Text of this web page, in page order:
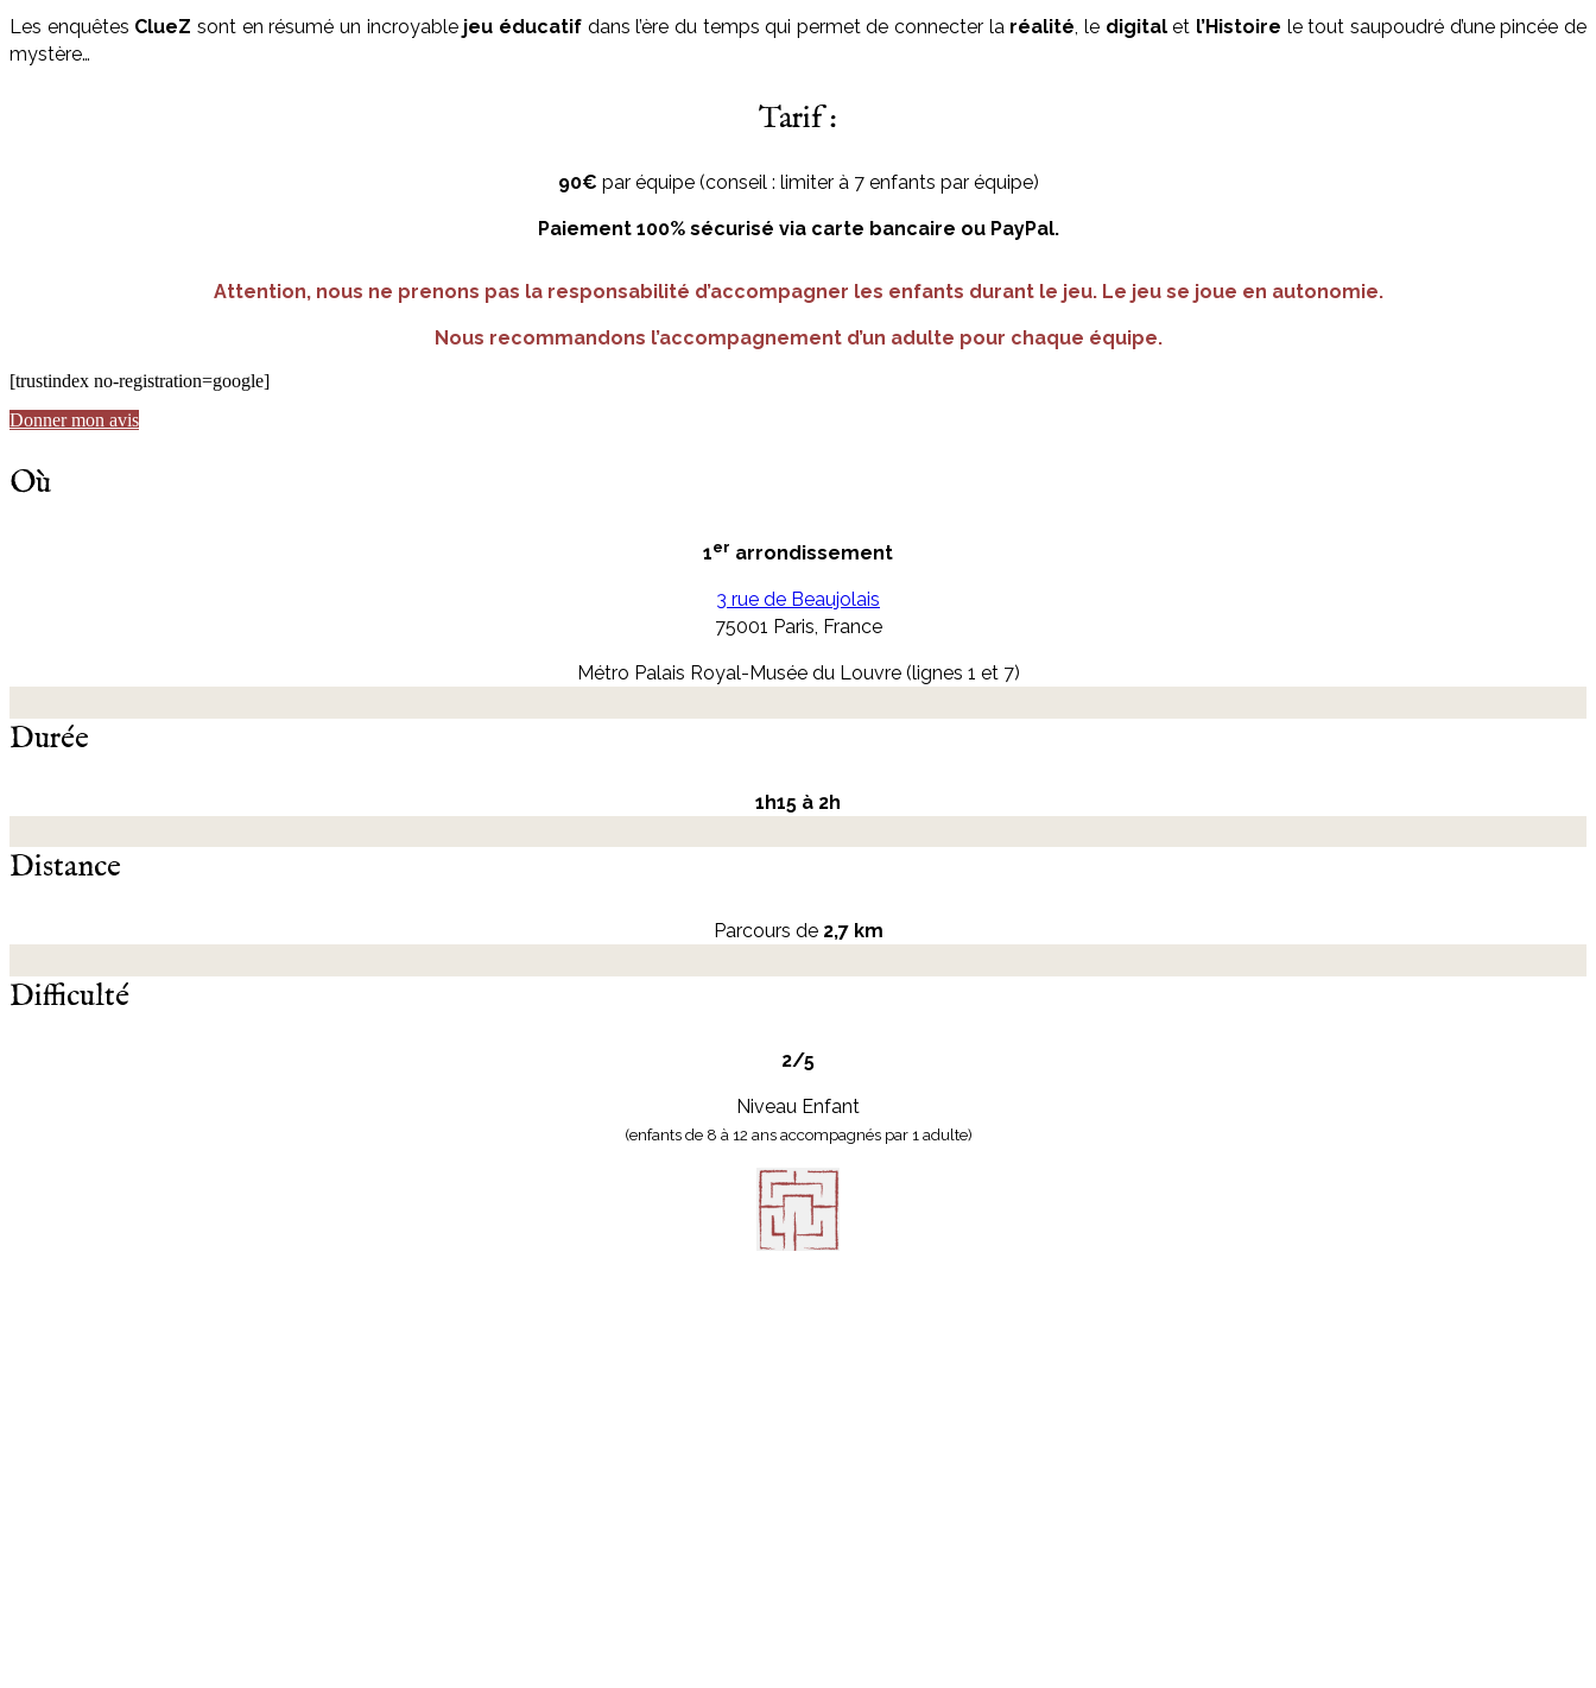
Les enquêtes ClueZ sont en résumé un incroyable jeu éducatifdans l’ère du temps qui permet de connecter la réalité, le digitalet l’Histoire le tout saupoudré d’une pincée de
mystère…
Tarif :
90€ par équipe (conseil : limiter à 7 enfants par équipe)
Paiement 100% sécurisé via carte bancaire ou PayPal.
Attention, nous ne prenons pas la responsabilité d’accompagner les enfants durant le jeu. Le jeu se joue en autonomie.
Nous recommandons l’accompagnement d’un adulte pour chaque équipe.
[trustindex no-registration=google]
Donner mon avis
Où
1er arrondissement
3 rue de Beaujolais
75001 Paris, France
Métro Palais Royal-Musée du Louvre (lignes 1 et 7)
Durée
1h15 à 2h
Distance
Parcours de 2,7 km
Difficulté
2/5
Niveau Enfant
(enfants de 8 à 12 ans accompagnés par 1 adulte)